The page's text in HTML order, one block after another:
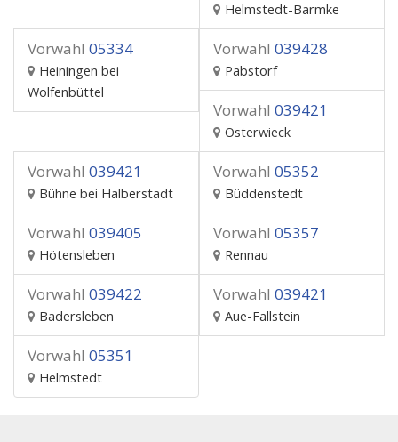
Helmstedt-Barmke
Vorwahl 05334
Heiningen bei
Wolfenbüttel
Vorwahl 039428
Pabstorf
Vorwahl 039421
Osterwieck
Vorwahl 039421
Bühne bei Halberstadt
Vorwahl 05352
Büddenstedt
Vorwahl 039405
Hötensleben
Vorwahl 05357
Rennau
Vorwahl 039422
Badersleben
Vorwahl 039421
Aue-Fallstein
Vorwahl 05351
Helmstedt